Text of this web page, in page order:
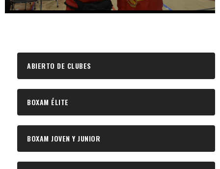
ABIERTO DE CLUBES
BOXAM ÉLITE
BOXAM JOVEN Y JUNIOR